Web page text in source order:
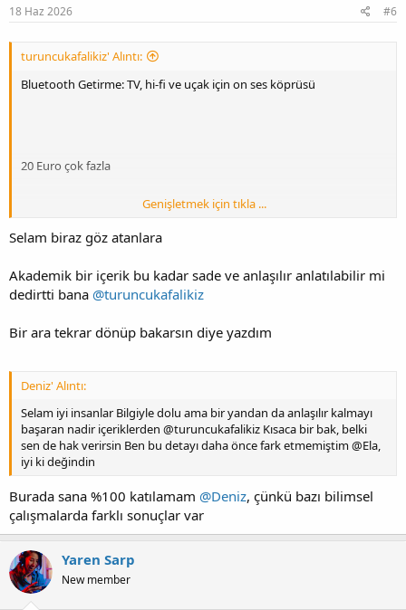
18 Haz 2026 #6
turuncukafalikiz' Alıntı:
Bluetooth Getirme: TV, hi-fi ve uçak için on ses köprüsü
20 Euro çok fazla
Aynı anda iki kulaklık
Codec ve Lanze
Bireysel İncelemeler
Genişletmek için tıkla ...
Selam biraz göz atanlara
Akademik bir içerik bu kadar sade ve anlaşılır anlatılabilir mi
dedirtti bana @turuncukafalikiz
Bir ara tekrar dönüp bakarsın diye yazdım
Deniz' Alıntı:
Selam iyi insanlar Bilgiyle dolu ama bir yandan da anlaşılır kalmayı
başaran nadir içeriklerden @turuncukafalikiz Kısaca bir bak, belki
sen de hak verirsin Ben bu detayı daha önce fark etmemiştim @Ela,
iyi ki değindin
Burada sana %100 katılamam @Deniz, çünkü bazı bilimsel
çalışmalarda farklı sonuçlar var
Yaren Sarp
New member